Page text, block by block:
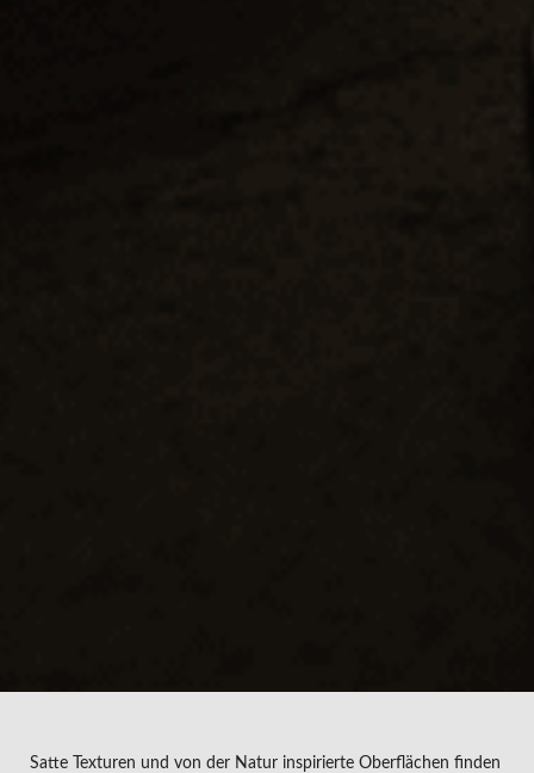
Satte Texturen und von der Natur inspirierte Oberflächen finden